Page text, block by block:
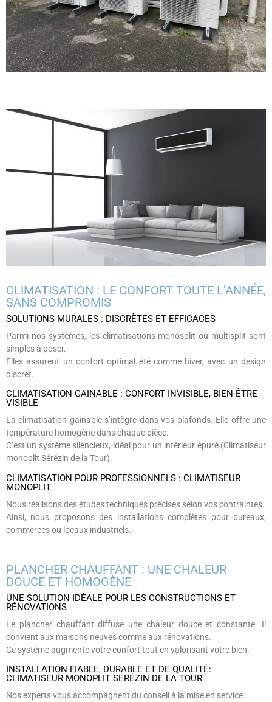
CLIMATISATION : LE CONFORT TOUTE L’ANNÉE,
SANS COMPROMIS
SOLUTIONS MURALES : DISCRÈTES ET EFFICACES
Parmi nos systèmes, les climatisations monosplit ou multisplit sont
simples à poser.
Elles assurent un confort optimal été comme hiver, avec un design
discret.
CLIMATISATION GAINABLE : CONFORT INVISIBLE, BIEN-ÊTRE
VISIBLE
La climatisation gainable s’intègre dans vos plafonds. Elle offre une
température homogène dans chaque pièce.
C’est un système silencieux, idéal pour un intérieur épuré (Climatiseur
monoplit Sérézin de la Tour).
CLIMATISATION POUR PROFESSIONNELS : CLIMATISEUR
MONOPLIT
Nous réalisons des études techniques précises selon vos contraintes.
Ainsi, nous proposons des installations complètes pour bureaux,
commerces ou locaux industriels.
PLANCHER CHAUFFANT : UNE CHALEUR
DOUCE ET HOMOGÈNE
UNE SOLUTION IDÉALE POUR LES CONSTRUCTIONS ET
RÉNOVATIONS
Le plancher chauffant diffuse une chaleur douce et constante. Il
convient aux maisons neuves comme aux rénovations.
Ce système augmente votre confort tout en valorisant votre bien.
INSTALLATION FIABLE, DURABLE ET DE QUALITÉ:
CLIMATISEUR MONOPLIT SÉRÉZIN DE LA TOUR
Nos experts vous accompagnent du conseil à la mise en service.